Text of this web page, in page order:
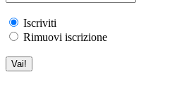
Iscriviti
Rimuovi iscrizione